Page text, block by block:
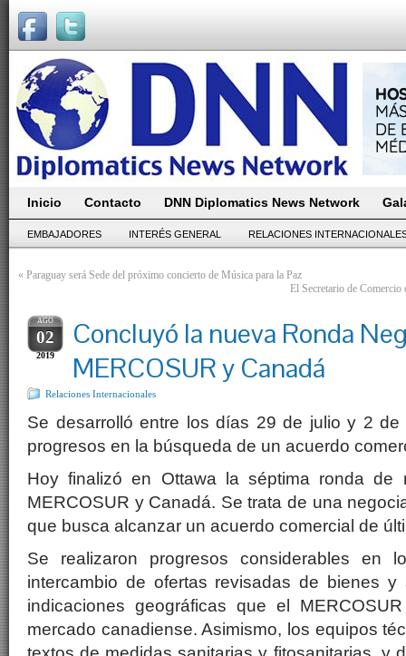
Inicio Contacto DNN Diplomatics News Network
EMBAJADORES INTERÉS GENERAL RELACIONES
« Paraguay será Sede del próximo concierto de Música para la Paz
El Secretario de
AGO
02
2019
Concluyó la nueva Ronda
MERCOSUR y Canadá
Relaciones Internacionales
Se desarrolló entre los días 29 de julio y 2 de
progresos en la búsqueda de un acuerdo
Hoy finalizó en Ottawa la séptima ronda de
MERCOSUR y Canadá. Se trata de una
que busca alcanzar un acuerdo comercial de
Se realizaron progresos considerables en
intercambio de ofertas revisadas de bienes
indicaciones geográficas que el
mercado canadiense. Asimismo, los equipos